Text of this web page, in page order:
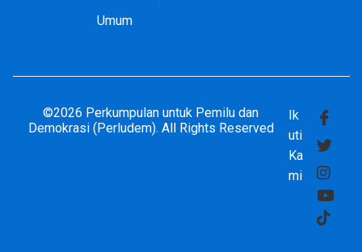
Umum
©2026 Perkumpulan untuk Pemilu dan
Demokrasi (Perludem). All Rights Reserved
Ik
uti
Ka
mi